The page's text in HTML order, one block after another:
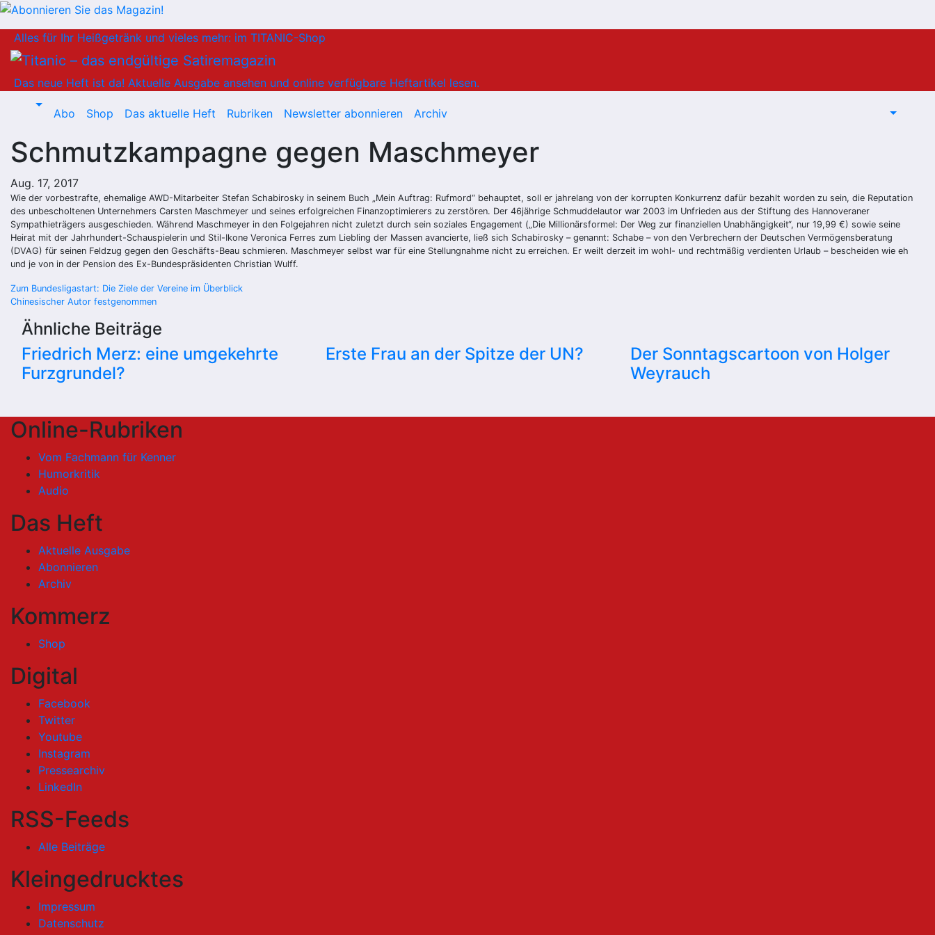
Inhalt
springen
Alles für Ihr Heißgetränk und vieles mehr: im TITANIC-Shop
Das neue Heft ist da! Aktuelle Ausgabe ansehen und online verfügbare Heftartikel lesen.
Abo Shop Das aktuelle Heft Rubriken Newsletter abonnieren Archiv
Schmutzkampagne gegen Maschmeyer
Aug. 17, 2017
Wie der vorbestrafte, ehemalige AWD-Mitarbeiter Stefan Schabirosky in seinem Buch „Mein Auftrag: Rufmord“ behauptet, soll er jahrelang von der korrupten Konkurrenz dafür bezahlt worden zu sein, die Reputation
des unbescholtenen Unternehmers Carsten Maschmeyer und seines erfolgreichen Finanzoptimierers zu zerstören. Der 46jährige Schmuddelautor war 2003 im Unfrieden aus der Stiftung des Hannoveraner
Sympathieträgers ausgeschieden. Während Maschmeyer in den Folgejahren nicht zuletzt durch sein soziales Engagement („Die Millionärsformel: Der Weg zur finanziellen Unabhängigkeit“, nur 19,99 €) sowie seine
Heirat mit der Jahrhundert-Schauspielerin und Stil-Ikone Veronica Ferres zum Liebling der Massen avancierte, ließ sich Schabirosky – genannt: Schabe – von den Verbrechern der Deutschen Vermögensberatung
(DVAG) für seinen Feldzug gegen den Geschäfts-Beau schmieren. Maschmeyer selbst war für eine Stellungnahme nicht zu erreichen. Er weilt derzeit im wohl- und rechtmäßig verdienten Urlaub – bescheiden wie eh
und je von in der Pension des Ex-Bundespräsidenten Christian Wulff.
Beitragsnavigation
Zum Bundesligastart: Die Ziele der Vereine im Überblick
Chinesischer Autor festgenommen
Ähnliche Beiträge
Friedrich Merz: eine umgekehrte
Furzgrundel?
Erste Frau an der Spitze der UN?
Der Sonntagscartoon von Holger
Weyrauch
Online-Rubriken
Vom Fachmann für Kenner
Humorkritik
Audio
Das Heft
Aktuelle Ausgabe
Abonnieren
Archiv
Kommerz
Shop
Digital
Facebook
Twitter
Youtube
Instagram
Pressearchiv
LinkedIn
RSS-Feeds
Alle Beiträge
Kleingedrucktes
Impressum
Datenschutz